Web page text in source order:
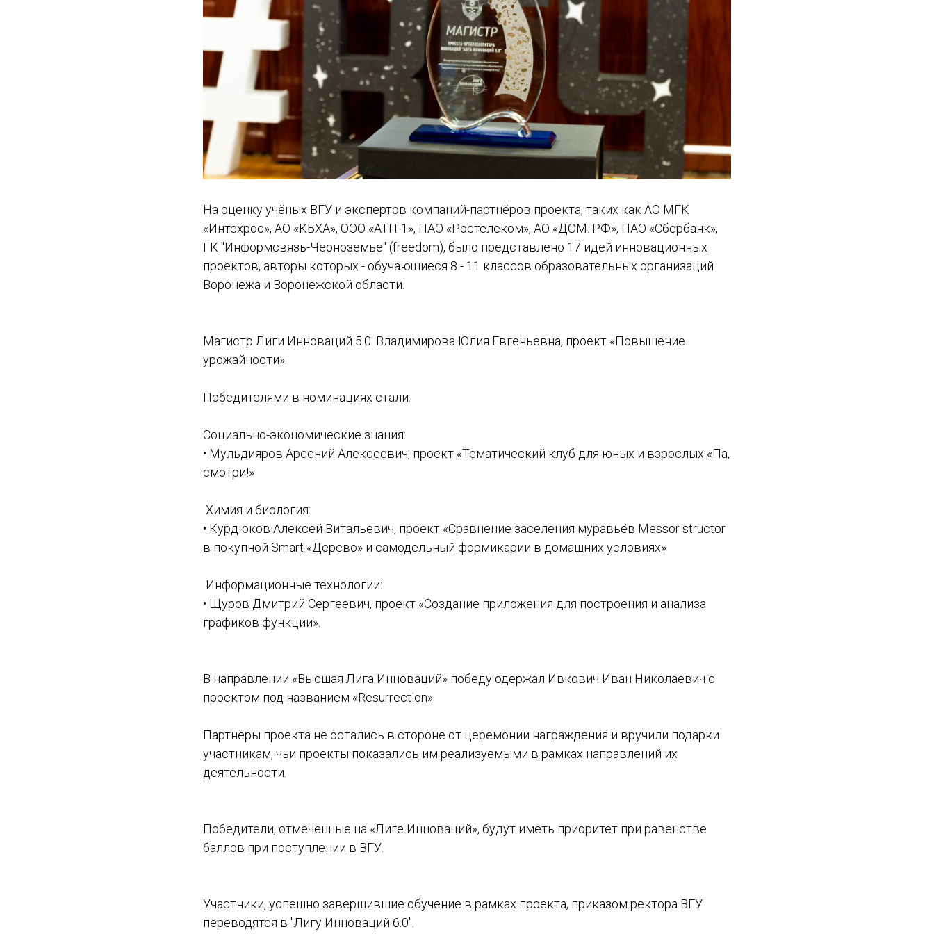
На оценку учёных ВГУ и экспертов компаний-партнёров проекта, таких как АО МГК
«Интехрос», АО «КБХА», ООО «АТП-1», ПАО «Ростелеком», АО «ДОМ. РФ», ПАО «Сбербанк»,
ГК "Информсвязь-Черноземье" (freedom), было представлено 17 идей инновационных
проектов, авторы которых - обучающиеся 8 - 11 классов образовательных организаций
Воронежа и Воронежской области.
Магистр Лиги Инноваций 5.0: Владимирова Юлия Евгеньевна, проект «Повышение
урожайности».
Победителями в номинациях стали:
Социально-экономические знания:
• Мульдияров Арсений Алексеевич, проект «Тематический клуб для юных и взрослых «Па,
смотри!»
Химия и биология:
• Курдюков Алексей Витальевич, проект «Сравнение заселения муравьёв Messor structor
в покупной Smart «Дерево» и самодельный формикарии в домашних условиях»
Информационные технологии:
• Щуров Дмитрий Сергеевич, проект «Создание приложения для построения и анализа
графиков функции».
В направлении «Высшая Лига Инноваций» победу одержал Ивкович Иван Николаевич с
проектом под названием «Resurrection»
Партнёры проекта не остались в стороне от церемонии награждения и вручили подарки
участникам, чьи проекты показались им реализуемыми в рамках направлений их
деятельности.
Победители, отмеченные на «Лиге Инноваций», будут иметь приоритет при равенстве
баллов при поступлении в ВГУ.
Участники, успешно завершившие обучение в рамках проекта, приказом ректора ВГУ
переводятся в "Лигу Инноваций 6.0".